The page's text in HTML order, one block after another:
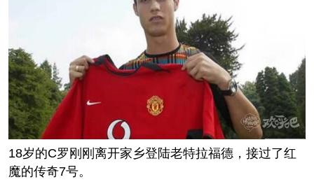
18岁的C罗刚刚离开家乡登陆老特拉福德，接过了红
魔的传奇7号。